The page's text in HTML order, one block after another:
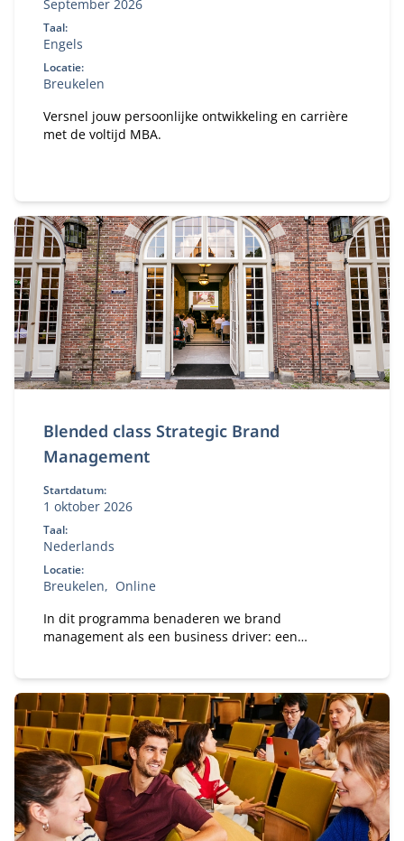
September 2026
Taal:
Engels
Locatie:
Breukelen
Versnel jouw persoonlijke ontwikkeling en carrière
met de voltijd MBA.
Blended class Strategic Brand
Management
Startdatum:
1 oktober 2026
Taal:
Nederlands
Locatie:
Breukelen
Online
In dit programma benaderen we brand
management als een business driver: een
volwassenheid, durf om keuzes te maken,
prioriteiten te stellen, te versnellen en intern te
verankeren.